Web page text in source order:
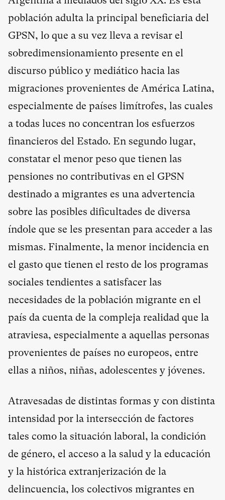
población adulta la principal beneficiaria del
GPSN, lo que a su vez lleva a revisar el
sobredimensionamiento presente en el
discurso público y mediático hacia las
migraciones provenientes de América Latina,
especialmente de países limítrofes, las cuales
a todas luces no concentran los esfuerzos
financieros del Estado. En segundo lugar,
constatar el menor peso que tienen las
pensiones no contributivas en el GPSN
destinado a migrantes es una advertencia
sobre las posibles dificultades de diversa
índole que se les presentan para acceder a las
mismas. Finalmente, la menor incidencia en
el gasto que tienen el resto de los programas
sociales tendientes a satisfacer las
necesidades de la población migrante en el
país da cuenta de la compleja realidad que la
atraviesa, especialmente a aquellas personas
provenientes de países no europeos, entre
ellas a niños, niñas, adolescentes y jóvenes.
Atravesadas de distintas formas y con distinta
intensidad por la intersección de factores
tales como la situación laboral, la condición
de género, el acceso a la salud y la educación
y la histórica extranjerización de la
delincuencia, los colectivos migrantes en